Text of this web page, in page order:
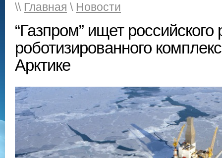
\\ Главная \ Новости
“Газпром” ищет российского
роботизированного
Арктике